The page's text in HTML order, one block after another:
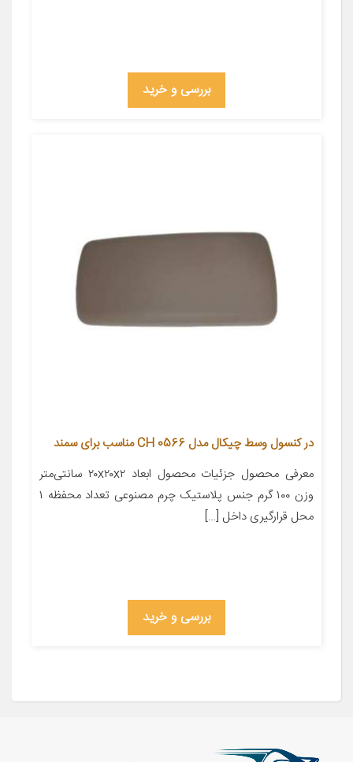
بررسی و خرید
در کنسول وسط چیکال مدل CH 0566 مناسب برای سمند
معرفی محصول جزئیات محصول ابعاد ۲۰x۲۰x۲ سانتی‌متر
وزن ۱۰۰ گرم جنس پلاستیک چرم مصنوعی تعداد محفظه ۱
محل قرارگیری داخل […]
بررسی و خرید